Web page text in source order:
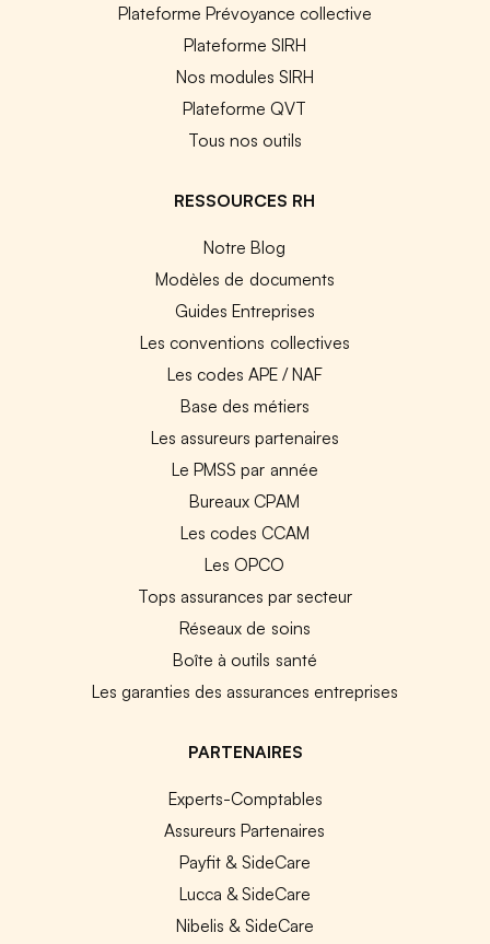
Plateforme Prévoyance collective
Plateforme SIRH
Nos modules SIRH
Plateforme QVT
Tous nos outils
RESSOURCES RH
Notre Blog
Modèles de documents
Guides Entreprises
Les conventions collectives
Les codes APE / NAF
Base des métiers
Les assureurs partenaires
Le PMSS par année
Bureaux CPAM
Les codes CCAM
Les OPCO
Tops assurances par secteur
Réseaux de soins
Boîte à outils santé
Les garanties des assurances entreprises
PARTENAIRES
Experts-Comptables
Assureurs Partenaires
Payfit & SideCare
Lucca & SideCare
Nibelis & SideCare